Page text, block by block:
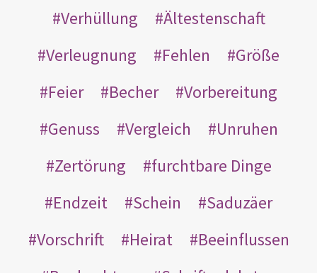
Verhüllung
Ältestenschaft
Verleugnung
Fehlen
Größe
Feier
Becher
Vorbereitung
Genuss
Vergleich
Unruhen
Zertörung
furchtbare Dinge
Endzeit
Schein
Saduzäer
Vorschrift
Heirat
Beeinflussen